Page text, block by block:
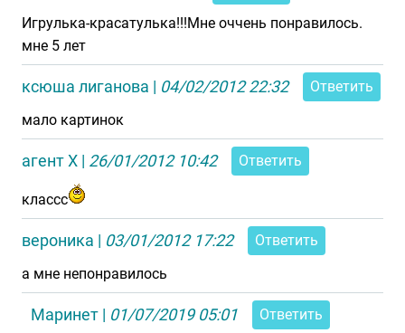
Игрулька-красатулька!!!Мне оччень понравилось.
мне 5 лет
ксюша лиганова | 04/02/2012 22:32
Ответить
мало картинок
агент X | 26/01/2012 10:42 Ответить
классс
вероника | 03/01/2012 17:22
Ответить
а мне непонравилось
Маринет | 01/07/2019 05:01
Ответить